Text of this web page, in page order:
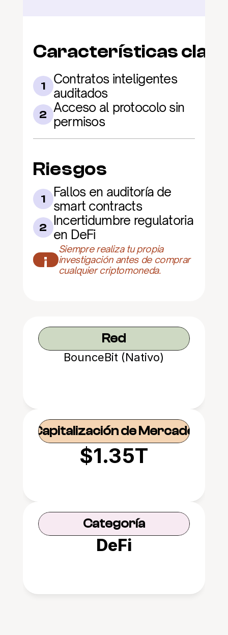
Características
1
Contratos inteligentes
auditados
2 Acceso al protocolo sin
permisos
Riesgos
1
Fallos en auditoría de
smart contracts
2 Incertidumbre regulatoria
en DeFi
¡
Siempre realiza tu propia
investigación antes de comprar
cualquier criptomoneda.
Red
BounceBit (Nativo)
Capitalización de Mercado
$1.35T
Categoría
DeFi